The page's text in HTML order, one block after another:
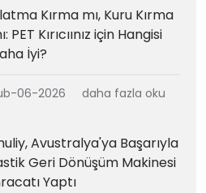
Kırma mı, Kuru Kırma
PET Kırıcıınız için Hangisi
İyi?
06-2026 daha fazla oku
Avustralya'ya Başarıyla
Geri Dönüşüm Makinesi
Yaptı